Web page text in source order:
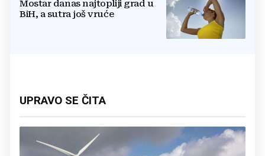
Mostar danas najtopliji grad u
BiH, a sutra još vruće
UPRAVO SE ČITA